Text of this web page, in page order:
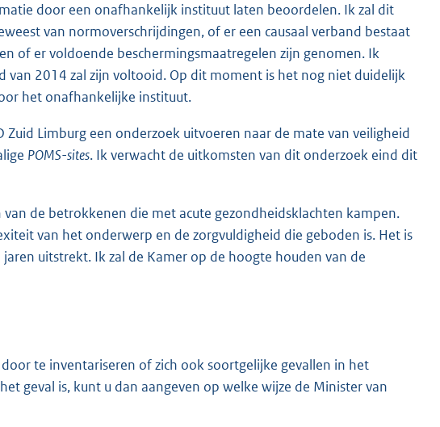
door een onafhankelijk instituut laten beoordelen. Ik zal dit
van normoverschrijdingen, of er een causaal verband bestaat
of er voldoende beschermingsmaatregelen zijn genomen. Ik
2014 zal zijn voltooid. Op dit moment is het nog niet duidelijk
het onafhankelijke instituut.
Limburg een onderzoek uitvoeren naar de mate van veiligheid
POMS-sites. Ik verwacht de uitkomsten van dit onderzoek eind dit
de betrokkenen die met acute gezondheidsklachten kampen.
van het onderwerp en de zorgvuldigheid die geboden is. Het is
uitstrekt. Ik zal de Kamer op de hoogte houden van de
te inventariseren of zich ook soortgelijke gevallen in het
geval is, kunt u dan aangeven op welke wijze de Minister van